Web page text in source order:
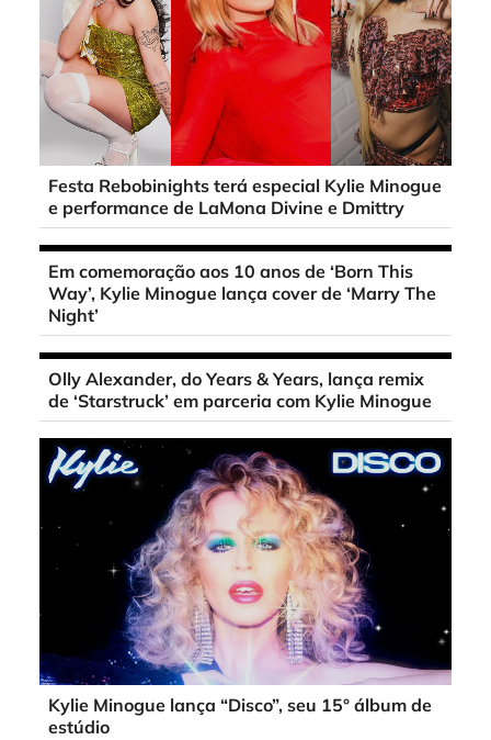
Festa Rebobinights terá especial Kylie Minogue
e performance de LaMona Divine e Dmittry
Em comemoração aos 10 anos de ‘Born This
Way’, Kylie Minogue lança cover de ‘Marry The
Night’
Olly Alexander, do Years & Years, lança remix
de ‘Starstruck’ em parceria com Kylie Minogue
Kylie Minogue lança “Disco”, seu 15° álbum de
estúdio